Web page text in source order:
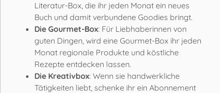
Literatur-Box, die ihr jeden Monat ein neues
Buch und damit verbundene Goodies bringt.
Die Gourmet-Box: Für Liebhaberinnen von
guten Dingen, wird eine Gourmet-Box ihr jeden
Monat regionale Produkte und köstliche
Rezepte entdecken lassen.
Die Kreativbox: Wenn sie handwerkliche
Tätigkeiten liebt, schenke ihr ein Abonnement